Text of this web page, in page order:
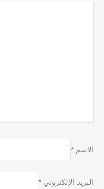
الاسم *
البريد الإلكتروني *